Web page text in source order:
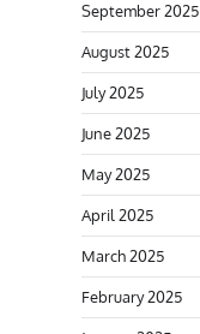
September 2025
August 2025
July 2025
June 2025
May 2025
April 2025
March 2025
February 2025